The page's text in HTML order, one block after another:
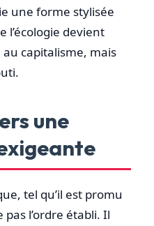
une forme stylisée
l’écologie devient
capitalisme, mais
une
tel qu’il est promu
l’ordre établi. Il